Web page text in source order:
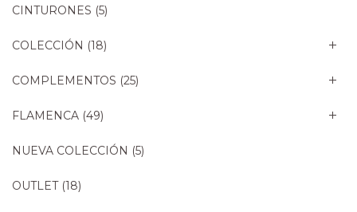
CINTURONES (5)
COLECCIÓN (18)
COMPLEMENTOS (25)
FLAMENCA (49)
NUEVA COLECCIÓN (5)
OUTLET (18)